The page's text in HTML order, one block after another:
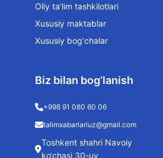
Oliy ta’lim tashkilotlari
Xususiy maktablar
Xususiy bog‘chalar
Biz bilan bog’lanish
+998 91 080 60 06
talimxabarlariuz@gmail.com
Toshkent shahri Navoiy
ko‘chasi 30-uy